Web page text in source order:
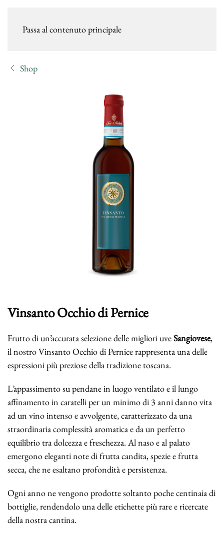
Passa al contenuto principale
Shop
Vinsanto Occhio di Pernice
Frutto di un’accurata selezione delle migliori uveSangiovese,
il nostro Vinsanto Occhio di Pernice rappresenta una delle
espressioni più preziose della tradizione toscana.
L’appassimento su pendane in luogo ventilato e il lungo
affinamento in caratelli per un minimo di 3 anni danno vita
ad un vino intenso e avvolgente, caratterizzato da una
straordinaria complessità aromatica e da un perfetto
equilibrio tra dolcezza e freschezza. Al naso e al palato
emergono eleganti note di frutta candita, spezie e frutta
secca, che ne esaltano profondità e persistenza.
Ogni anno ne vengono prodotte soltanto poche centinaia di
bottiglie, rendendolo una delle etichette più rare e ricercate
della nostra cantina.